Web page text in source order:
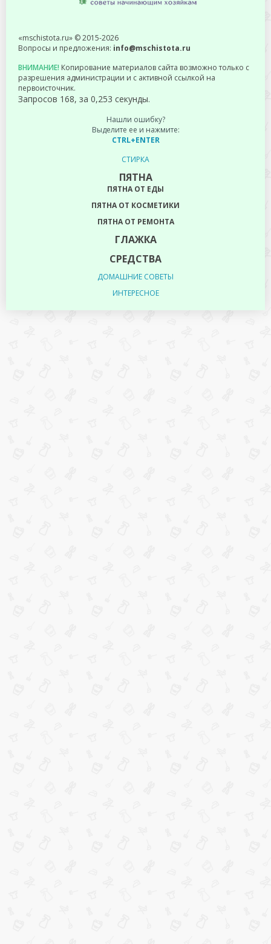
«mschistota.ru» © 2015-2026
Вопросы и предложения: info@mschistota.ru
ВНИМАНИЕ! Копирование материалов сайта возможно только с
разрешения администрации и с активной ссылкой на
первоисточник.
Запросов 168, за 0,253 секунды.
Нашли ошибку?
Выделите ее и нажмите:
CTRL+ENTER
СТИРКА
ПЯТНА
ПЯТНА ОТ ЕДЫ
ПЯТНА ОТ КОСМЕТИКИ
ПЯТНА ОТ РЕМОНТА
ГЛАЖКА
СРЕДСТВА
ДОМАШНИЕ СОВЕТЫ
ИНТЕРЕСНОЕ